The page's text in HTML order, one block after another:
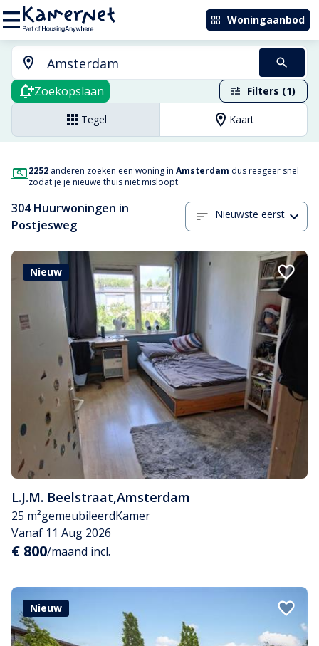
Woningaanbod
Zoekopslaan Filters (1)
Tegel Kaart
2252 anderen zoeken een woning in Amsterdam dus reageer snel
zodat je je nieuwe thuis niet misloopt.
304 Huurwoningen in
Postjesweg
Nieuwste eerst
Nieuw
L.J.M. Beelstraat,Amsterdam
25 m²gemeubileerdKamer
Vanaf 11 Aug 2026
€ 800/maand incl.
Nieuw